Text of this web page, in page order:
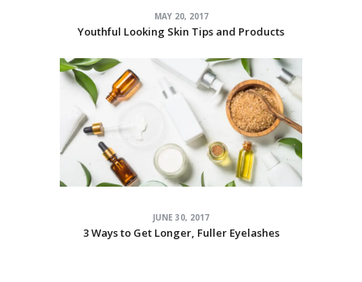
MAY 20, 2017
Youthful Looking Skin Tips and Products
JUNE 30, 2017
3 Ways to Get Longer, Fuller Eyelashes